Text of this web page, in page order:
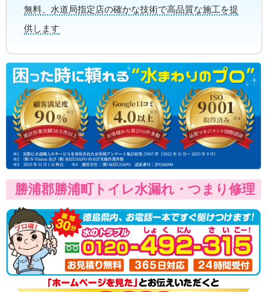
無料、水道局指定店の確かな技術で高品質な施工を提
供します
勝浦郡勝浦町トイレ水漏れ・つまり修理